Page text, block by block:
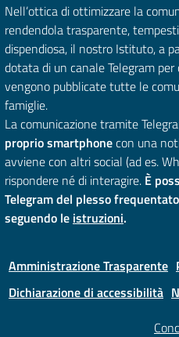
Nell’ottica di ottimizzare la
rendendola trasparente,
dispendiosa, il nostro Istituto, a
dotata di un canale Telegram
vengono pubblicate tutte le
famiglie.
La comunicazione tramite
proprio smartphonecon una
avviene con altri social (ad es.
rispondere né di interagire. È
Telegram del plesso
seguendo le istruzioni.
Amministrazione Trasparente
Dichiarazione di accessibilità